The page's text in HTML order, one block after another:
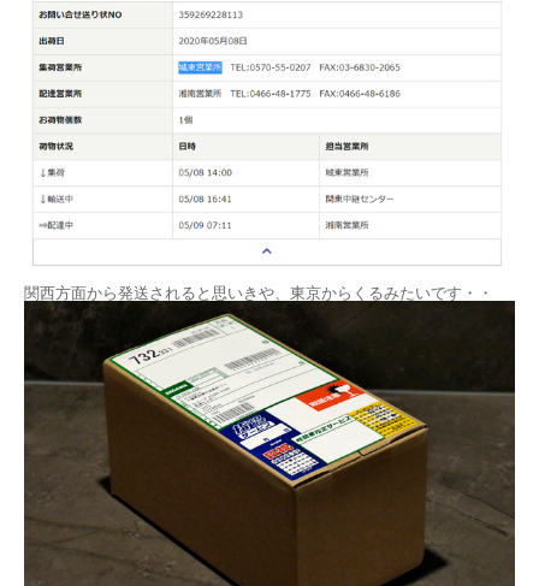
関西方面から発送されると思いきや、東京からくるみたいです・・